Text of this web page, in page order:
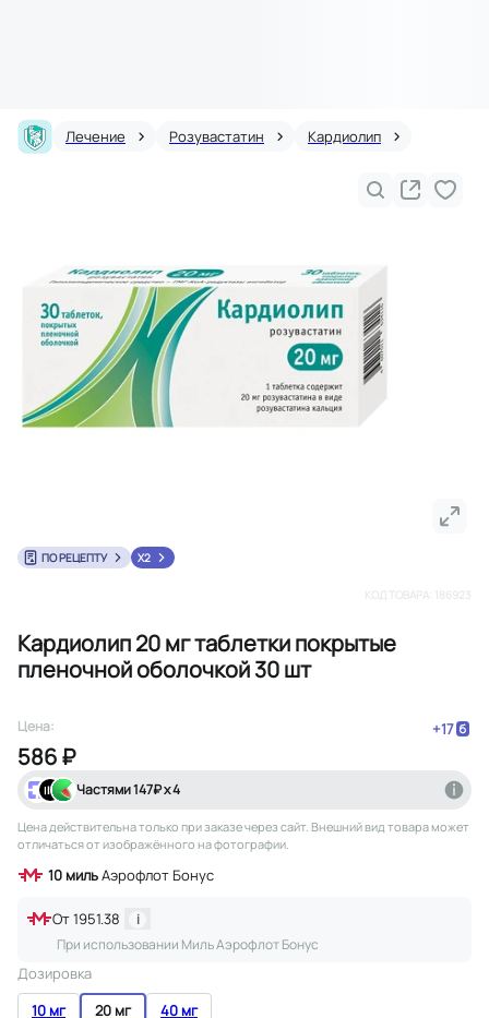
Лечение Розувастатин Кардиолип
Кардиолип 20 мг таблетки покрытые
пленочной оболочкой 30 шт
ПО РЕЦЕПТУ X2
Цена: +17
586 ₽
Частями147₽ х 4
Цена действительна только при заказе через сайт. Внешний вид товара может
отличаться от изображённого на фотографии.
10 мильАэрофлот Бонус
От1951.38
i
При использовании Миль Аэрофлот Бонус
Дозировка
10 мг
20 мг
40 мг